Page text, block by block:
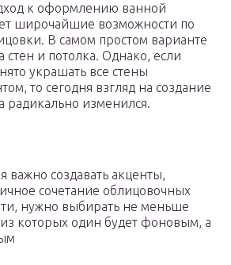
к оформлению ванной
широчайшие возможности по
В самом простом варианте
стен и потолка. Однако, если
украшать все стены
то сегодня взгляд на создание
радикально изменился.
важно создавать акценты,
сочетание облицовочных
нужно выбирать не меньше
которых один будет фоновым, а